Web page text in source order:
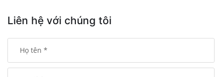
Liên hệ với chúng tôi